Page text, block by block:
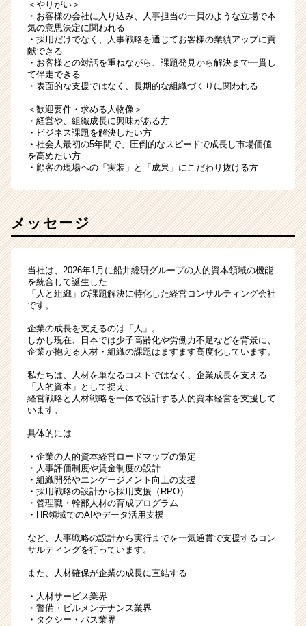
＜やりがい＞
・お客様の会社に入り込み、人事担当の一員のような立場で本
気の意思決定に関われる
・採用だけでなく、人事戦略を通じてお客様の業績アップに貢
献できる
・お客様との対話を重ねながら、課題発見から解決まで一貫し
て伴走できる
・表面的な支援ではなく、長期的な組織づくりに関われる
＜歓迎要件・求める人物像＞
・経営や、組織成長に興味がある方
・ビジネス課題を解決したい方
・社会人最初の5年間で、圧倒的なスピードで成長し市場価値
を高めたい方
・顧客の現場への「実装」と「成果」にこだわり抜ける方
メッセージ
当社は、2026年1月に船井総研グループの人的資本領域の機能
を統合して誕生した
「人と組織」の課題解決に特化した経営コンサルティング会社
です。
企業の成長を支えるのは「人」。
しかし現在、日本では少子高齢化や労働力不足などを背景に、
企業が抱える人材・組織の課題はますます高度化しています。
私たちは、人材を単なるコストではなく、企業成長を支える
「人的資本」として捉え、
経営戦略と人材戦略を一体で設計する人的資本経営を支援して
います。
具体的には
・企業の人的資本経営ロードマップの策定
・人事評価制度や賃金制度の設計
・組織開発やエンゲージメント向上の支援
・採用戦略の設計から採用支援（RPO）
・管理職・幹部人材の育成プログラム
・HR領域でのAIやデータ活用支援
など、人事戦略の設計から実行までを一気通貫で支援するコン
サルティングを行っています。
また、人材確保が企業の成長に直結する
・人材サービス業界
・警備・ビルメンテナンス業界
・タクシー・バス業界